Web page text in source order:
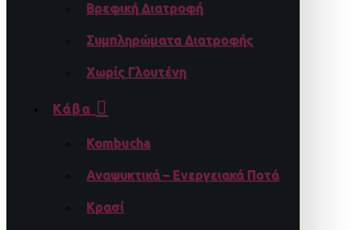
Βρεφική Διατροφή
Συμπληρώματα Διατροφής
Χωρίς Γλουτένη
Κάβα
Kombucha
Αναψυκτικά – Ενεργειακά Ποτά
Κρασί